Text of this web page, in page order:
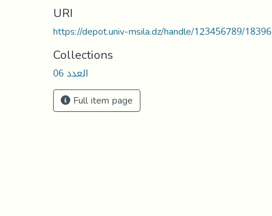
URI
https://depot.univ-msila.dz/handle/123456789/18396
Collections
العدد 06
Full item page